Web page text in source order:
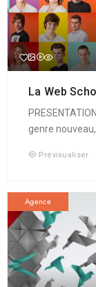
La Web
genre
Prévisualiser
Agence